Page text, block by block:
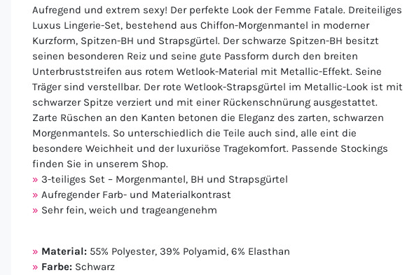
Aufregend und extrem sexy! Der perfekte Look der Femme Fatale. Dreiteiliges
Luxus Lingerie-Set, bestehend aus Chiffon-Morgenmantel in moderner
Kurzform, Spitzen-BH und Strapsgürtel. Der schwarze Spitzen-BH besitzt
seinen besonderen Reiz und seine gute Passform durch den breiten
Unterbruststreifen aus rotem Wetlook-Material mit Metallic-Effekt. Seine
Träger sind verstellbar. Der rote Wetlook-Strapsgürtel im Metallic-Look ist mit
schwarzer Spitze verziert und mit einer Rückenschnürung ausgestattet.
Zarte Rüschen an den Kanten betonen die Eleganz des zarten, schwarzen
Morgenmantels. So unterschiedlich die Teile auch sind, alle eint die
besondere Weichheit und der luxuriöse Tragekomfort. Passende Stockings
finden Sie in unserem Shop.
3-teiliges Set – Morgenmantel, BH und Strapsgürtel
Aufregender Farb- und Materialkontrast
Sehr fein, weich und trageangenehm
Material: 55% Polyester, 39% Polyamid, 6% Elasthan
Farbe: Schwarz